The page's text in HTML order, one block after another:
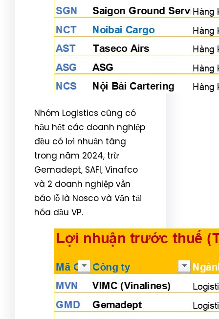
Nhóm Logistics cũng có
hầu hết các doanh nghiệp
đều có lợi nhuận tăng
trong năm 2024, trừ
Gemadept, SAFI, Vinafco
và 2 doanh nghiệp vẫn
báo lỗ là Nosco và Vận tải
hóa dầu VP.